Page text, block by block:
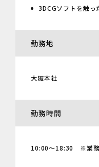
3DCGソフトを触っ
勤務地
大阪本社
勤務時間
10:00～18:30 ※業務